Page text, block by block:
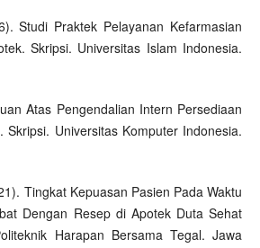
Studi Praktek Pelayanan Kefarmasian
Skripsi. Universitas Islam Indonesia.
Atas Pengendalian Intern Persediaan
Skripsi. Universitas Komputer Indonesia.
Tingkat Kepuasan Pasien Pada Waktu
Dengan Resep di Apotek Duta Sehat
Harapan Bersama Tegal. Jawa